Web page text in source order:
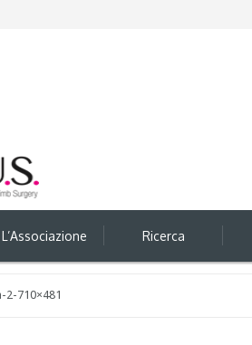
L’Associazione Ricerca
710×481